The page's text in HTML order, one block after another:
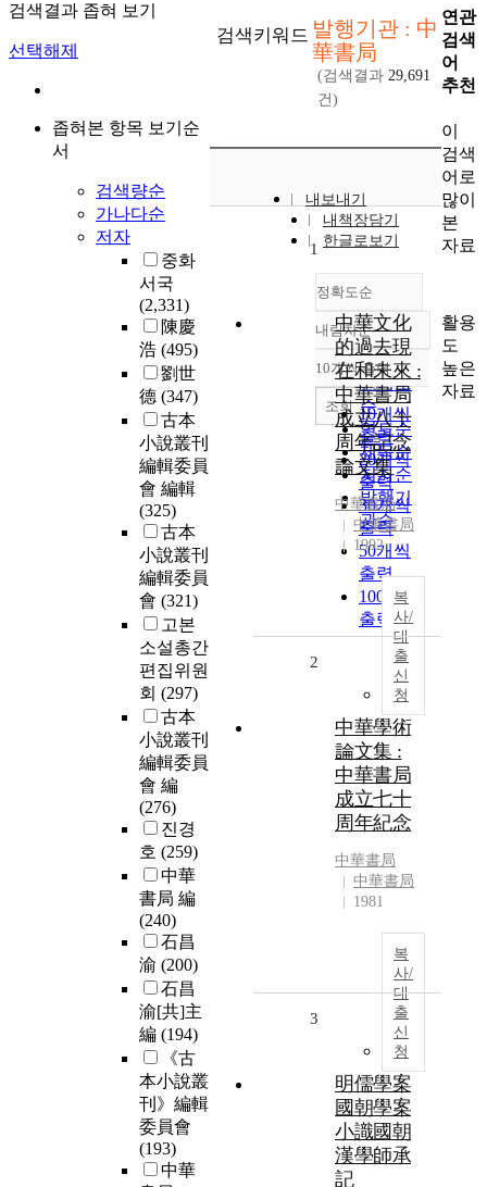
검색결과 좁혀 보기
선택해제
좁혀본 항목 보기순
서
검색량순
가나다순
저자
중화
서국
(2,331)
陳慶
浩 (495)
劉世
德 (347)
古本
小說叢刊
編輯委員
會 編輯
(325)
古本
小說叢刊
編輯委員
會 (321)
고본
소설총간
편집위원
회 (297)
古本
小說叢刊
編輯委員
會 編
(276)
진경
호 (259)
中華
書局 編
(240)
石昌
渝 (200)
石昌
渝[共]主
編 (194)
《古
本小說叢
刊》編輯
委員會
(193)
中華
검색키워드 발행기관 : 中
華書局
(검색결과 29,691
건)
내보내기
내책장담기
한글로보기
정확도순
정확도
순
인기도
순
연도순
제목순
저자순
발행기
관순
내림차순
내림차순
10개씩 출력
10개씩
출력
20개씩
출력
30개씩
출력
50개씩
출력
100개씩
출력
조회
1
中華文化
的過去現
在和未來 :
中華書局
成立八十
周年記念
論文集
中華書局
中華書局
1992
복
사/
대
출
신
청
2
中華學術
論文集 :
中華書局
成立七十
周年紀念
中華書局
中華書局
1981
복
사/
대
출
신
청
3
明儒學案
國朝學案
小識國朝
漢學師承
記
연관
검색
어
추천
이
검색
어로
많이
본
자료
활용
도
높은
자료